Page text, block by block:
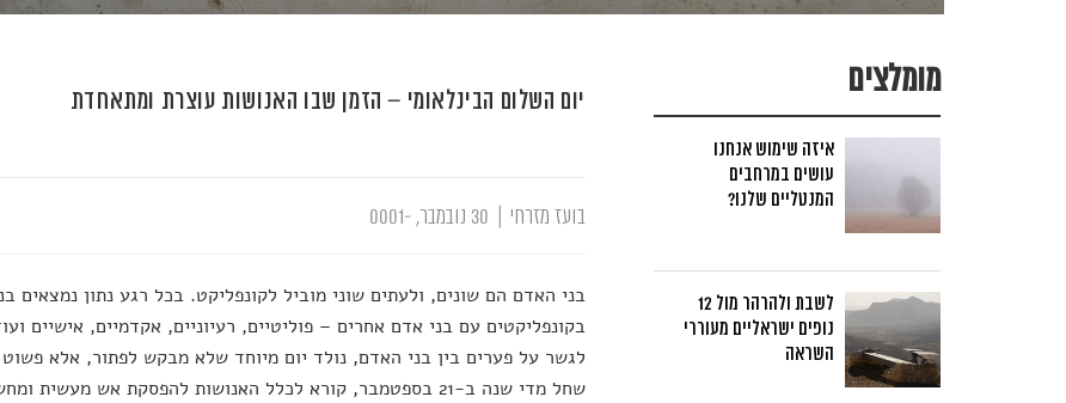
יום השלום הבינלאומי – הזמן שבו האנושות עוצרת ומתאחדת
בועז מזרחי
בני האדם הם שונים, ולעתים שוני מוביל לקונפליקט. בכל רגע נתון נמצאים
בקונפליקטים עם בני אדם אחרים – פוליטיים, רעיוניים, אקדמיים, אישיים
לגשר על פערים בין בני האדם, נולד יום מיוחד שלא מבקש לפתור, אלא פשוט
שחל מדי שנה ב-21 בספטמבר, קורא לכלל האנושות להפסקת אש
מומלצים
איזה שימוש אנחנו
עושים במרחבים
המנטליים שלנו?
לשבת ולהרהר מול 12
נופים ישראליים מעוררי
השראה